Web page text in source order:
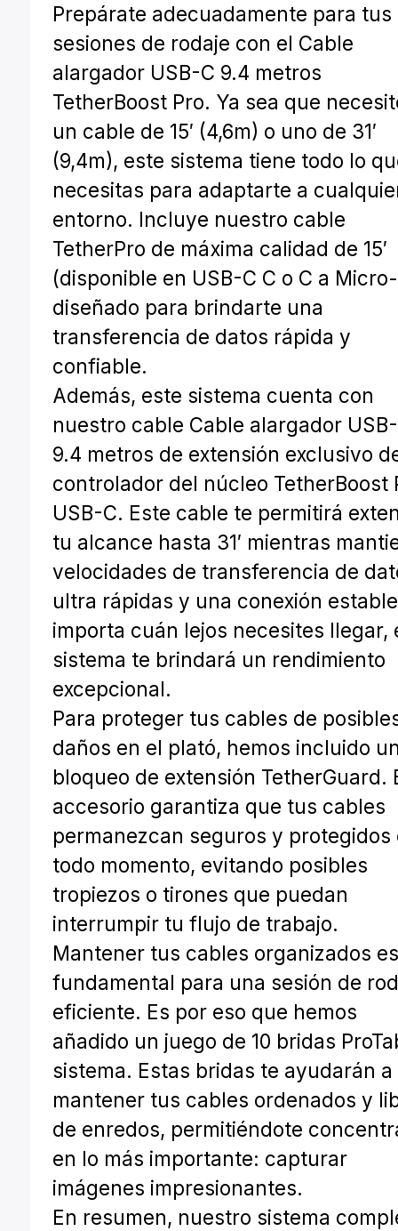
Prepárate adecuadamente para tus
sesiones de rodaje con el Cable
alargador USB-C 9.4 metros
TetherBoost Pro. Ya sea que
un cable de 15′ (4,6m) o uno de 31′
(9,4m), este sistema tiene todo lo
necesitas para adaptarte a
entorno. Incluye nuestro cable
TetherPro de máxima calidad de 15′
(disponible en USB-C C o C a
diseñado para brindarte una
transferencia de datos rápida y
confiable.
Además, este sistema cuenta con
nuestro cable Cable alargador
9.4 metros de extensión exclusivo
controlador del núcleo TetherBoost
USB-C. Este cable te permitirá
tu alcance hasta 31′ mientras
velocidades de transferencia de
ultra rápidas y una conexión
importa cuán lejos necesites llegar,
sistema te brindará un rendimiento
excepcional.
Para proteger tus cables de
daños en el plató, hemos incluido
bloqueo de extensión TetherGuard.
accesorio garantiza que tus cables
permanezcan seguros y protegidos
todo momento, evitando posibles
tropiezos o tirones que puedan
interrumpir tu flujo de trabajo.
Mantener tus cables organizados
fundamental para una sesión de
eficiente. Es por eso que hemos
añadido un juego de 10 bridas
sistema. Estas bridas te ayudarán a
mantener tus cables ordenados y
de enredos, permitiéndote
en lo más importante: capturar
imágenes impresionantes.
En resumen, nuestro sistema